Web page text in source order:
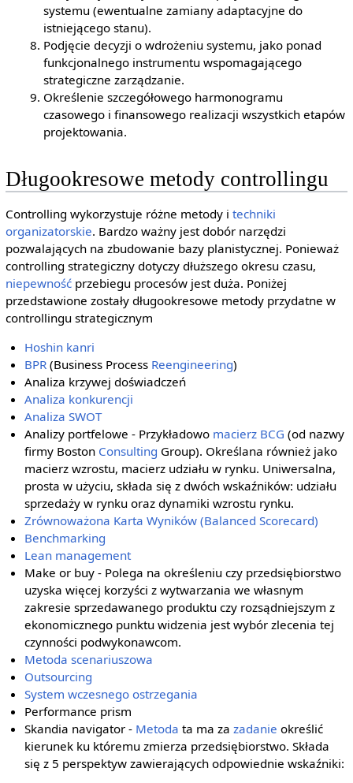
systemu (ewentualne zamiany adaptacyjne do
istniejącego stanu).
Podjęcie decyzji o wdrożeniu systemu, jako ponad
funkcjonalnego instrumentu wspomagającego
strategiczne zarządzanie.
Określenie szczegółowego harmonogramu
czasowego i finansowego realizacji wszystkich etapów
projektowania.
Długookresowe metody controllingu
Controlling wykorzystuje różne metody i techniki
organizatorskie. Bardzo ważny jest dobór narzędzi
pozwalających na zbudowanie bazy planistycznej. Ponieważ
controlling strategiczny dotyczy dłuższego okresu czasu,
niepewnośćprzebiegu procesów jest duża. Poniżej
przedstawione zostały długookresowe metody przydatne w
controllingu strategicznym
Hoshin kanri
BPR (Business Process Reengineering)
Analiza krzywej doświadczeń
Analiza konkurencji
Analiza SWOT
Analizy portfelowe - Przykładowo macierz BCG (od nazwy
firmy Boston Consulting Group). Określana również jako
macierz wzrostu, macierz udziału w rynku. Uniwersalna,
prosta w użyciu, składa się z dwóch wskaźników: udziału
sprzedaży w rynku oraz dynamiki wzrostu rynku.
Zrównoważona Karta Wyników (Balanced Scorecard)
Benchmarking
Lean management
Make or buy - Polega na określeniu czy przedsiębiorstwo
uzyska więcej korzyści z wytwarzania we własnym
zakresie sprzedawanego produktu czy rozsądniejszym z
ekonomicznego punktu widzenia jest wybór zlecenia tej
czynności podwykonawcom.
Metoda scenariuszowa
Outsourcing
System wczesnego ostrzegania
Performance prism
Skandia navigator - Metoda ta ma zazadanie określić
kierunek ku któremu zmierza przedsiębiorstwo. Składa
się z 5 perspektyw zawierających odpowiednie wskaźniki: